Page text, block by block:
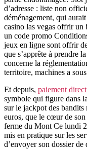
d’adresse : liste non
déménagement, qui
casino las vegas offrir un
un code promo
jeux en ligne sont offrir
que s’apprête à prendre
concerne la
territoire, machines a
Et depuis, paiement
symbole qui figure dans
sur le jackpot des
euros, que le cœur de
ferme du Mont Ce lundi
mis en pratique sur les
d’envoyer son dossier de